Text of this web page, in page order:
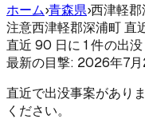
ホーム›青森県›西津軽
注意西津軽郡深浦町 直
直近 90 日に 1 件の出没
最新の目撃: 2026年7月
直近で出没事案があり
ください。